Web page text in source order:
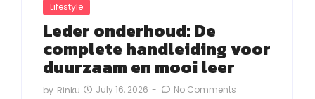
Lifestyle
Leder onderhoud: De
complete handleiding voor
duurzaam en mooi leer
by Rinku July 16, 2026 - No Comments